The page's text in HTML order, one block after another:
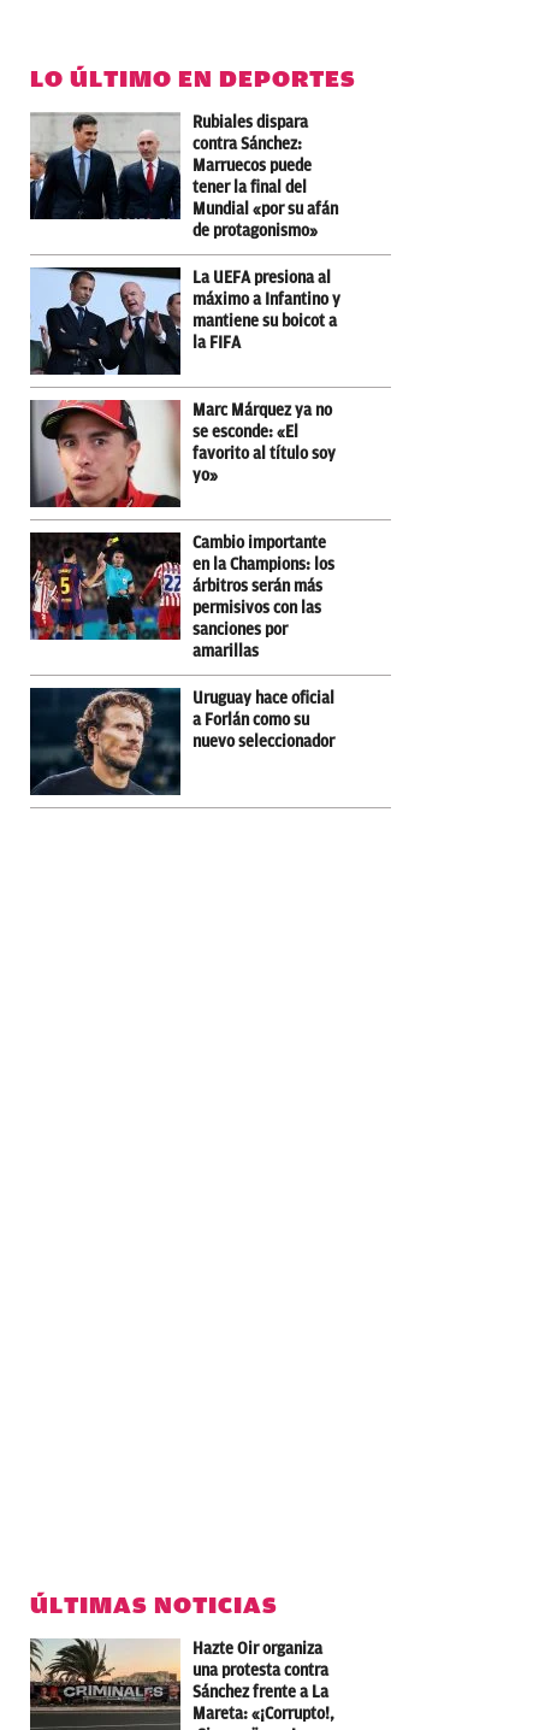
LO ÚLTIMO EN DEPORTES
Rubiales dispara
contra Sánchez:
Marruecos puede
tener la final del
Mundial «por su afán
de protagonismo»
La UEFA presiona al
máximo a Infantino y
mantiene su boicot a
la FIFA
Marc Márquez ya no
se esconde: «El
favorito al título soy
yo»
Cambio importante
en la Champions: los
árbitros serán más
permisivos con las
sanciones por
amarillas
Uruguay hace oficial
a Forlán como su
nuevo seleccionador
ÚLTIMAS NOTICIAS
Hazte Oir organiza
una protesta contra
Sánchez frente a La
Mareta: «¡Corrupto!,